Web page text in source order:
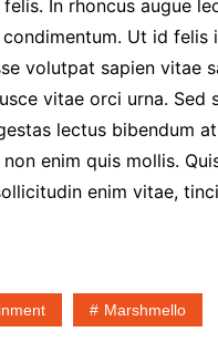
In rhoncus augue
Ut id felis
volutpat sapien vitae
vitae orci urna. Sed
lectus bibendum
enim quis mollis.
enim vitae,
Marshmello